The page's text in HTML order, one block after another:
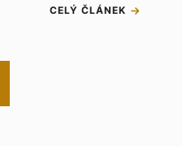
CELÝ ČLÁNEK